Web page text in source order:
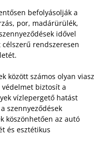
befolyásolják a
por, madárürülék,
idővel
rendszeresen
között számos olyan viasz
biztosít a
vízlepergető hatást
szennyeződések
köszönhetően az autó
és esztétikus